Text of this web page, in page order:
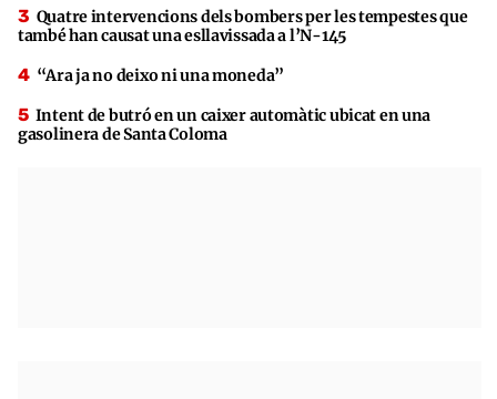
Quatre intervencions dels bombers per les tempestes que
també han causat una esllavissada a l’N-145
“Ara ja no deixo ni una moneda”
Intent de butró en un caixer automàtic ubicat en una
gasolinera de Santa Coloma